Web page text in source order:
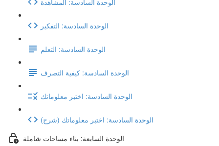
الوحدة السادسة: التفكير
الوحدة السادسة: التعلم
الوحدة السادسة: كيفية التصرف
الوحدة السادسة: اختبر معلوماتك
(شرح) الوحدة السادسة: اختبر معلوماتك
الوحدة السابعة: بناء مساحات شاملة